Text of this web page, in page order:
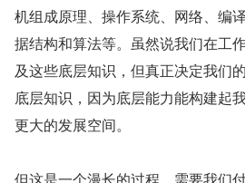
机组成原理、操作系统、网络、编
据结构和算法等。虽然说我们在工
及这些底层知识，但真正决定我们
底层知识，因为底层能力能构建起
更大的发展空间。